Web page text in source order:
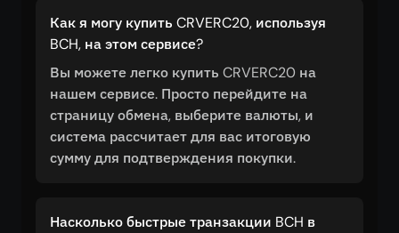
Как я могу купить CRVERC20, используя
BCH, на этом сервисе?
Вы можете легко купить CRVERC20 на
нашем сервисе. Просто перейдите на
страницу обмена, выберите валюты, и
система рассчитает для вас итоговую
сумму для подтверждения покупки.
Насколько быстрые транзакции BCH в